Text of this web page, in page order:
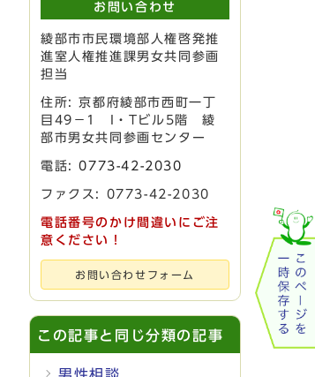
お問い合わせ
綾部市市民環境部人権啓発推
進室人権推進課男女共同参画
担当
住所: 京都府綾部市西町一丁
目49－1 I・Tビル5階 綾
部市男女共同参画センター
電話:0773-42-2030
ファクス: 0773-42-2030
電話番号のかけ間違いにご注
意ください！
お問い合わせフォーム
この記事と同じ分類の記事